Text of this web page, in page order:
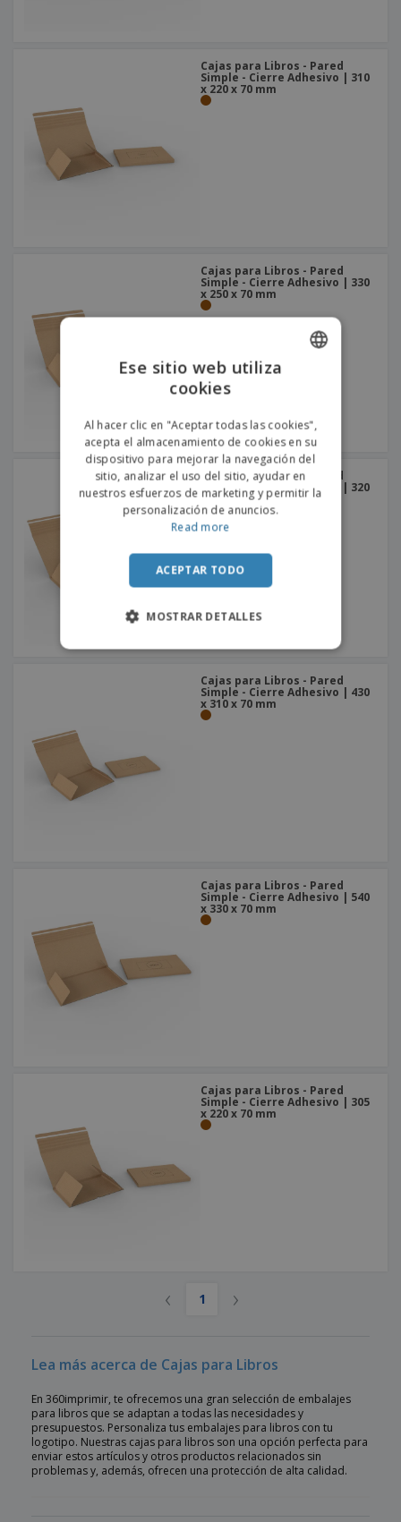
Cajas para Libros - Pared
Simple - Cierre Adhesivo | 310
x 220 x 70 mm
Cajas para Libros - Pared
Simple - Cierre Adhesivo | 330
x 250 x 70 mm
Cajas para Libros - Pared
Simple - Cierre Adhesivo | 320
x 320 x 70 mm
Cajas para Libros - Pared
Simple - Cierre Adhesivo | 430
x 310 x 70 mm
Cajas para Libros - Pared
Simple - Cierre Adhesivo | 540
x 330 x 70 mm
Cajas para Libros - Pared
Simple - Cierre Adhesivo | 305
x 220 x 70 mm
‹ 1 ›
Lea más acerca de Cajas para Libros
En 360imprimir, te ofrecemos una gran selección de embalajes
para libros que se adaptan a todas las necesidades y
presupuestos. Personaliza tus embalajes para libros con tu
logotipo. Nuestras cajas para libros son una opción perfecta para
enviar estos artículos y otros productos relacionados sin
problemas y, además, ofrecen una protección de alta calidad.
SPANISH
Ese sitio web utiliza
cookies
Al hacer clic en "Aceptar todas las cookies",
acepta el almacenamiento de cookies en su
dispositivo para mejorar la navegación del
sitio, analizar el uso del sitio, ayudar en
nuestros esfuerzos de marketing y permitir la
personalización de anuncios.
Read more
ACEPTAR TODO
MOSTRAR DETALLES